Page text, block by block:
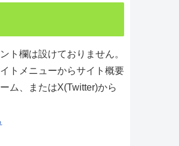
ト欄は設けておりません。
トメニューからサイト概要
ム、またはX(Twitter)から